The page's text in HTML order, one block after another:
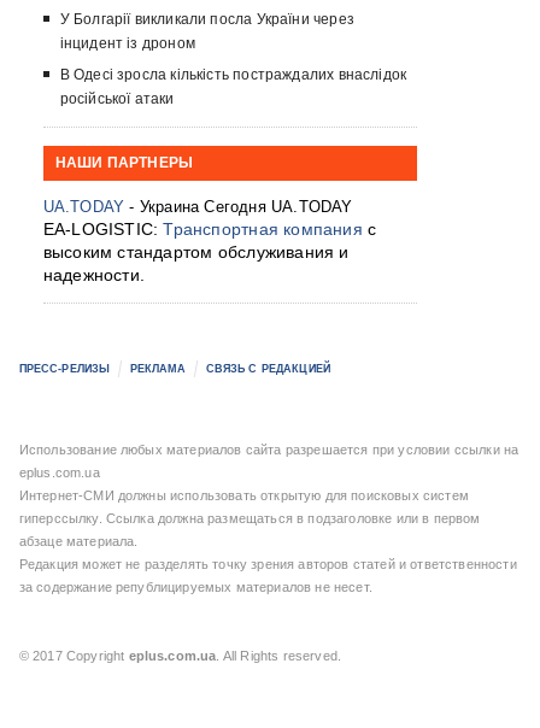
У Болгарії викликали посла України через
інцидент із дроном
В Одесі зросла кількість постраждалих внаслідок
російської атаки
НАШИ ПАРТНЕРЫ
UA.TODAY - Украина Сегодня UA.TODAY
EA-LOGISTIC:Транспортная компания с
высоким стандартом обслуживания и
надежности.
ПРЕСС-РЕЛИЗЫ РЕКЛАМА СВЯЗЬ С РЕДАКЦИЕЙ
Использование любых материалов сайта разрешается при условии ссылки на
eplus.com.ua
Интернет-СМИ должны использовать открытую для поисковых систем
гиперссылку. Ссылка должна размещаться в подзаголовке или в первом
абзаце материала.
Редакция может не разделять точку зрения авторов статей и ответственности
за содержание републицируемых материалов не несет.
© 2017 Copyright eplus.com.ua . All Rights reserved.